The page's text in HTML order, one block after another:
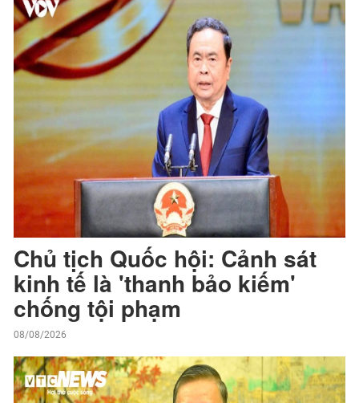
Chủ tịch Quốc hội: Cảnh sát
kinh tế là 'thanh bảo kiếm'
chống tội phạm
08/08/2026